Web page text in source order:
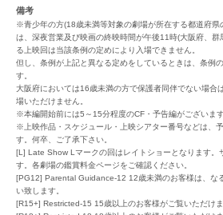
備考
※青少年の方(18歳未満等対象の劇場が所在する都道府県
は、深夜営業及び映画の終映時間が午後11時(大阪府、群
る上映回は当該条例の定めにより入場できません。
但し、条例が上記と異なる定めをしているときは、条例
す。
大阪府においては16歳未満の方で保護者同伴でない場合
場いただけません。
※本編開始前には5～15分程度のCF・予告編がございま
※上映作品・スケジュール・上映シアター番号などは、
す。何卒、ご了承下さい。
[L] Late Show Lマークの回はレイトショーとなります。
す。各劇場の鑑賞料金ページをご確認ください。
[PG12] Parental Guidance-12 12歳未満のお客様は、な
い致します。
[R15+] Restricted-15 15歳以上のお客様がご覧いただけま